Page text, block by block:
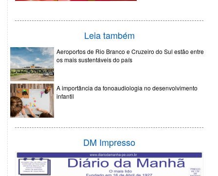
Leia também
Aeroportos de Rio Branco e Cruzeiro do Sul estão entre
os mais sustentáveis do país
A importância da fonoaudiologia no desenvolvimento
infantil
DM Impresso